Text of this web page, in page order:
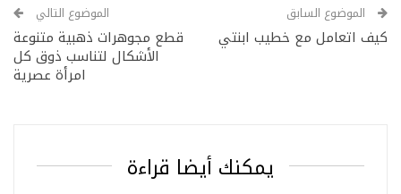
الموضوع السابق
كيف اتعامل مع خطيب ابنتي
الموضوع التالي
قطع مجوهرات ذهبية متنوعة
الأشكال لتناسب ذوق كل
امرأة عصرية
يمكنك أيضا قراءة